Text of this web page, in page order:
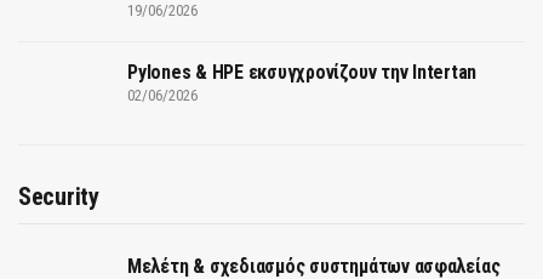
19/06/2026
Pylones & HPE εκσυγχρονίζουν την Intertan
02/06/2026
Security
Μελέτη & σχεδιασμός συστημάτων ασφαλείας